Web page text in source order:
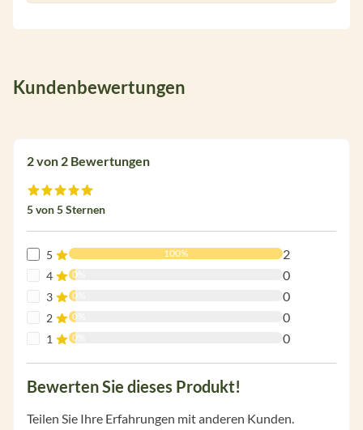
Kundenbewertungen
2 von 2 Bewertungen
Durchschnittliche Bewertung von 5 von 5 Sternen
5 von 5 Sternen
5 100% 2
4 0% 0
3 0% 0
2 0% 0
1 0% 0
Bewerten Sie dieses Produkt!
Teilen Sie Ihre Erfahrungen mit anderen Kunden.